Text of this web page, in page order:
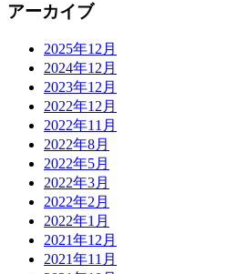
アーカイブ
2025年12月
2024年12月
2023年12月
2022年12月
2022年11月
2022年8月
2022年5月
2022年3月
2022年2月
2022年1月
2021年12月
2021年11月